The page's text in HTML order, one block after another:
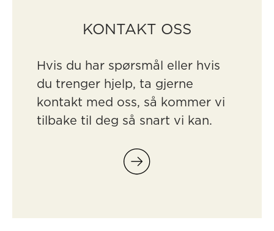
KONTAKT OSS
Hvis du har spørsmål eller hvis
du trenger hjelp, ta gjerne
kontakt med oss, så kommer vi
tilbake til deg så snart vi kan.